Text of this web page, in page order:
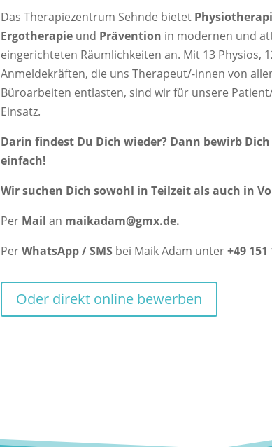
Das Therapiezentrum Sehnde bietet
Ergotherapieund Prävention in modernen und
eingerichteten Räumlichkeiten an. Mit 13 Physios,
Anmeldekräften, die uns Therapeut/-innen von
Büroarbeiten entlasten, sind wir für unsere
Einsatz.
Darin findest Du Dich wieder? Dann bewirb
einfach!
Wir suchen Dich sowohl in Teilzeit als auch in
Per Mail an maikadam@gmx.de.
PerWhatsApp / SMSbei Maik Adam unter+49 151
Oder direkt online bewerben